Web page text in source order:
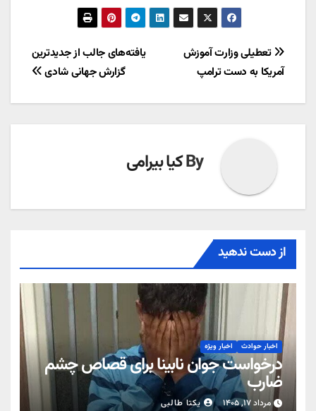
راهبری
نوشته
یافته‌های جالب از جدیدترین
گزارش جهانی شادی
تعطیلی وزارت آموزش
آمریکا به دست ترامپ
Byکیا بیرامی
از دست ندهید
اخبار حوادث اخبار ویژه
درخواست جوان نابینا برای قصاص چشم
ضارب
مرداد ۱۷, ۱۴۰۵ یکتا طالبی